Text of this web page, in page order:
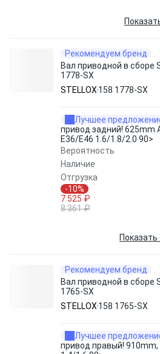
Рекомендуем бренд
Вал приводной в сборе
1778-SX
STELLOX 158 1778-SX
Лучшее
привод задний! 625mm
E36/E46 1.6/1.8/2.0 90>
Вероятность
Наличие
Отгрузка
-10%
7 525 ₽
8 361 ₽
Рекомендуем бренд
Вал приводной в сборе
1765-SX
STELLOX 158 1765-SX
Лучшее
привод правый!